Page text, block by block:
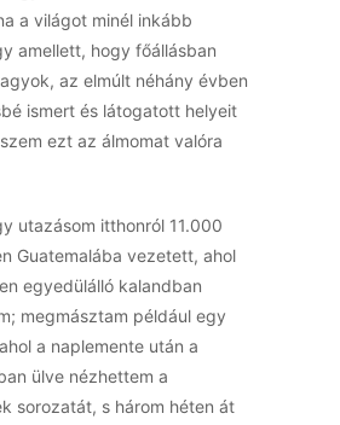
a világot minél inkább
amellett, hogy főállásban
az elmúlt néhány évben
ismert és látogatott helyeit
ezt az álmomat valóra
utazásom itthonról 11.000
Guatemalába vezetett, ahol
egyedülálló kalandban
megmásztam például egy
a naplemente után a
ülve nézhettem a
sorozatát, s három héten át